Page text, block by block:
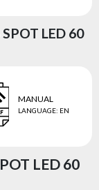
LED 60
MANUAL
LANGUAGE: EN
LED 60